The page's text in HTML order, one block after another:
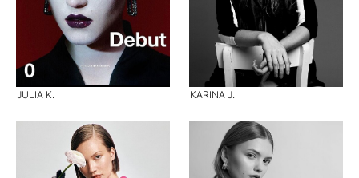
JULIA K. KARINA J.